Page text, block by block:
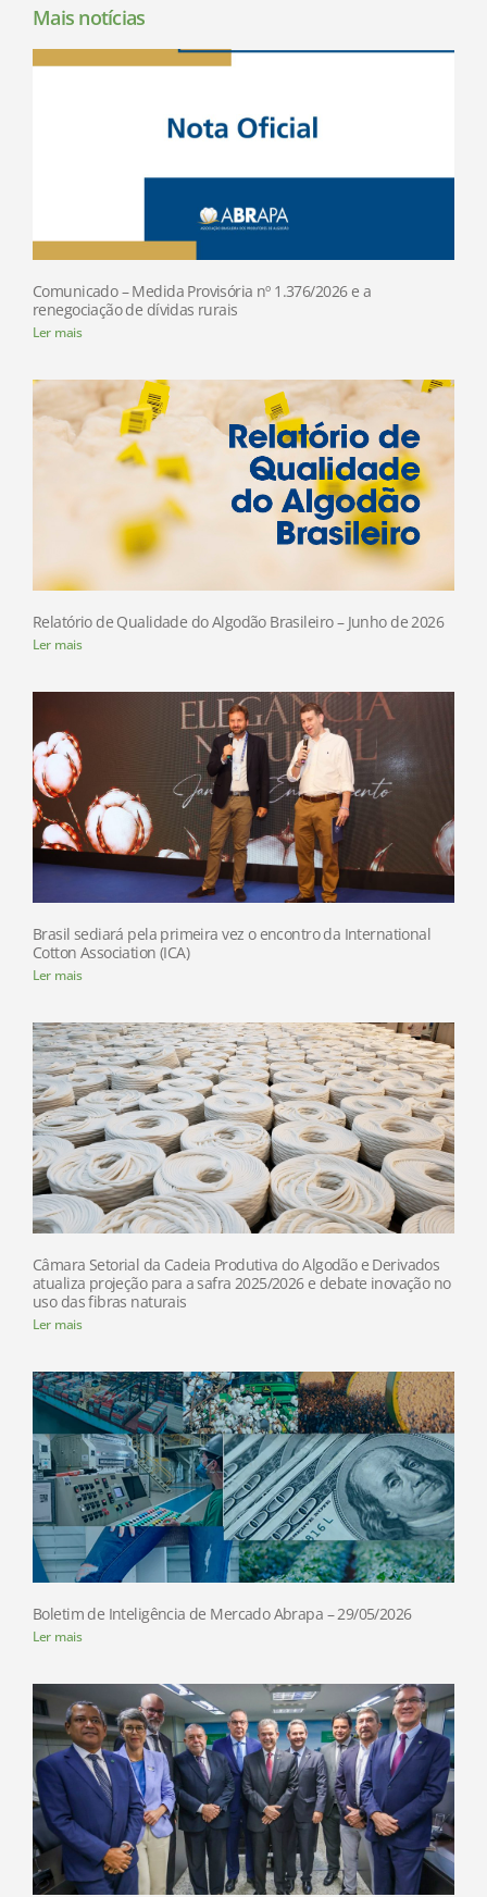
Mais notícias
Comunicado – Medida Provisória nº 1.376/2026 e a
renegociação de dívidas rurais
Ler mais
Relatório de Qualidade do Algodão Brasileiro – Junho de 2026
Ler mais
Brasil sediará pela primeira vez o encontro da International
Cotton Association (ICA)
Ler mais
Câmara Setorial da Cadeia Produtiva do Algodão e Derivados
atualiza projeção para a safra 2025/2026 e debate inovação no
uso das fibras naturais
Ler mais
Boletim de Inteligência de Mercado Abrapa – 29/05/2026
Ler mais